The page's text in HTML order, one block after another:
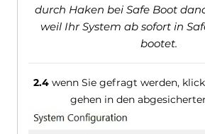
durch Haken bei Safe Boot
weil Ihr System ab sofort in
bootet.
2.4wenn Sie gefragt werden,
gehen in den